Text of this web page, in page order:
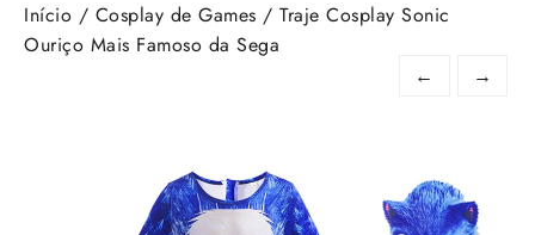
Início / Cosplay de Games / Traje Cosplay Sonic
Ouriço Mais Famoso da Sega
←
→